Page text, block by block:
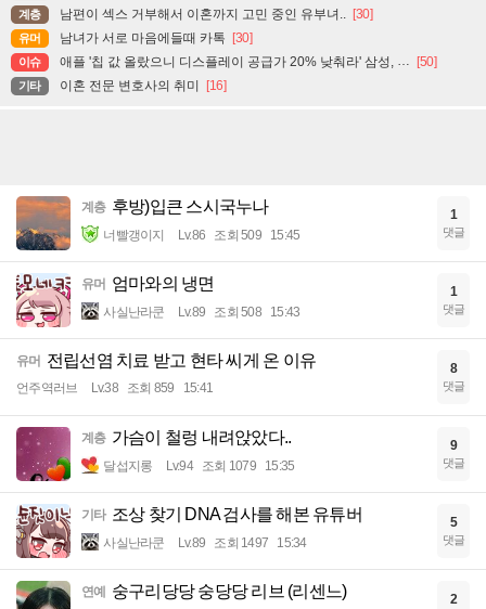
계층 남편이 섹스 거부해서 이혼까지 고민 중인 유부녀.. [30]
유머 남녀가 서로 마음에들때 카톡 [30]
이슈 애플 '칩 값 올랐으니 디스플레이 공급가 20% 낮춰라' 삼성, LG에 요구. [50]
기타 이혼 전문 변호사의 취미 [16]
계층 후방)입큰 스시국누나
너빨갱이지 Lv.86 조회 509 15:45
1
댓글
유머 엄마와의 냉면
사실난라쿤 Lv.89 조회 508 15:43
1
댓글
유머 전립선염 치료 받고 현타 씨게 온 이유
언주역러브 Lv.38 조회 859 15:41
8
댓글
계층 가슴이 철렁 내려앉았다..
달섭지롱 Lv.94 조회 1079 15:35
9
댓글
기타 조상 찾기 DNA 검사를 해본 유튜버
사실난라쿤 Lv.89 조회 1497 15:34
5
댓글
연예 숭구리당당 숭당당 리브 (리센느) 2